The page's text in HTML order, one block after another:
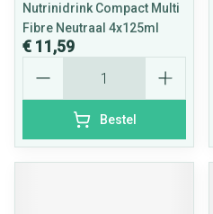
Nutrinidrink Compact Multi
Fibre Neutraal 4x125ml
€ 11,59
Bestel